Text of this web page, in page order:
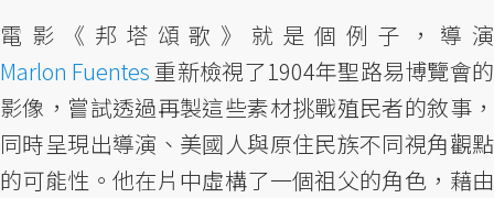
電影《邦塔頌歌》就是個例子，導演
Marlon Fuentes重新檢視了1904年聖路易博覽會的
影像，嘗試透過再製這些素材挑戰殖民者的敘事，
同時呈現出導演、美國人與原住民族不同視角觀點
的可能性。他在片中虛構了一個祖父的角色，藉由